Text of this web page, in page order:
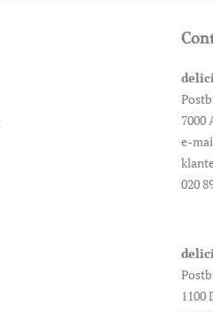
7000
e-
020
1100